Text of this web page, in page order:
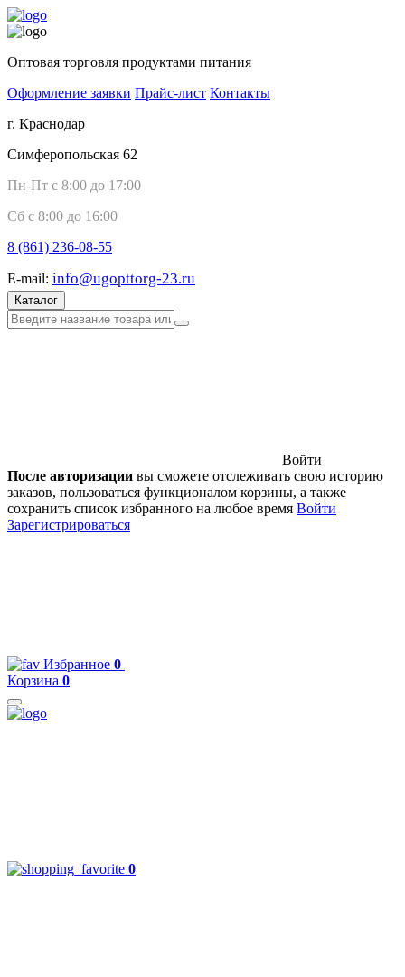
Оптовая торговля продуктами питания
Оформление заявки Прайс-лист Контакты
г. Краснодар
Симферопольская 62
Пн-Пт с 8:00 до 17:00
Сб с 8:00 до 16:00
8 (861) 236-08-55
E-mail: info@ugopttorg-23.ru
Каталог
Войти
После авторизации вы сможете отслеживать свою историю
заказов, пользоваться функционалом корзины, а также
сохранить список избранного на любое время Войти
Зарегистрироваться
Избранное 0
Корзина 0
0